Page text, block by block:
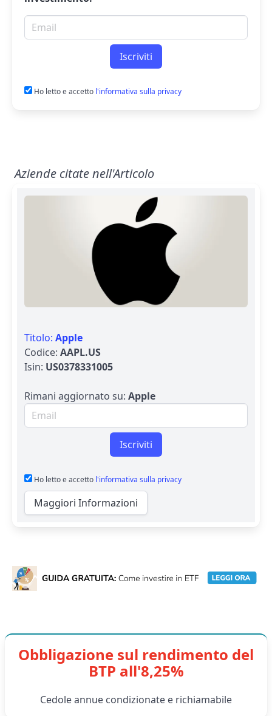
Email per newsletter
Iscriviti
Ho letto e accetto l'informativa sulla privacy
Aziende citate nell'Articolo
Titolo: Apple
Codice: AAPL.US
Isin: US0378331005
Rimani aggiornato su: Apple
Email per newsletter
Iscriviti
Ho letto e accetto l'informativa sulla privacy
Maggiori Informazioni
Obbligazione sul rendimento del
BTP all'8,25%
Cedole annue condizionate e richiamabile